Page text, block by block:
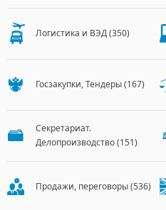
Логистика и ВЭД(350)
Госзакупки, Тендеры(167)
Секретариат.
Делопроизводство(151)
Продажи, переговоры(536)